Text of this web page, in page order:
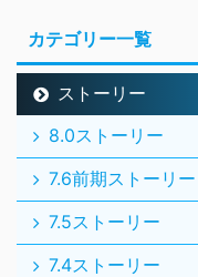
カテゴリー一覧
ストーリー
8.0ストーリー
7.6前期ストーリー
7.5ストーリー
7.4ストーリー